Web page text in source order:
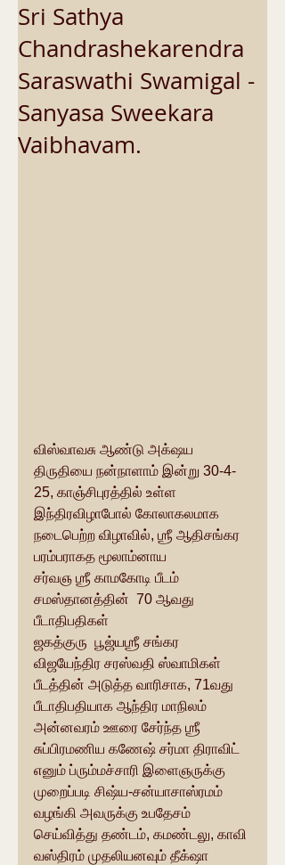
Sri Sathya
Chandrashekarendra
Saraswathi Swamigal -
Sanyasa Sweekara
Vaibhavam.
விஸ்வாவசு ஆண்டு அக்‌ஷய
திருதியை நன்நாளாம் இன்று 30-4-
25, காஞ்சிபுரத்தில் உள்ள
இந்திரவிழாபோல் கோலாகலமாக
நடைபெற்ற விழாவில், ஶ்ரீ ஆதிசங்கர
பரம்பராகத மூலாம்னாய
சர்வஞ ஶ்ரீ காமகோடி பீடம்
சமஸ்தானத்தின்  70 ஆவது
பீடாதிபதிகள்
ஜகத்குரு  பூஜ்யஶ்ரீ சங்கர
விஜயேந்திர சரஸ்வதி ஸ்வாமிகள்
பீடத்தின் அடுத்த வாரிசாக, 71வது
பீடாதிபதியாக ஆந்திர மாநிலம்
அன்னவரம் ஊரை சேர்ந்த ஶ்ரீ
சுப்பிரமணிய கணேஷ் சர்மா திராவிட்
எனும் ப்ரும்மச்சாரி இளைஞருக்கு
முறைப்படி சிஷ்ய-சன்யாசாஸ்ரமம்
வழங்கி அவருக்கு உபதேசம்
செய்வித்து தண்டம், கமண்டலு, காவி
வஸ்திரம் முதலியனவும் தீக்‌ஷா